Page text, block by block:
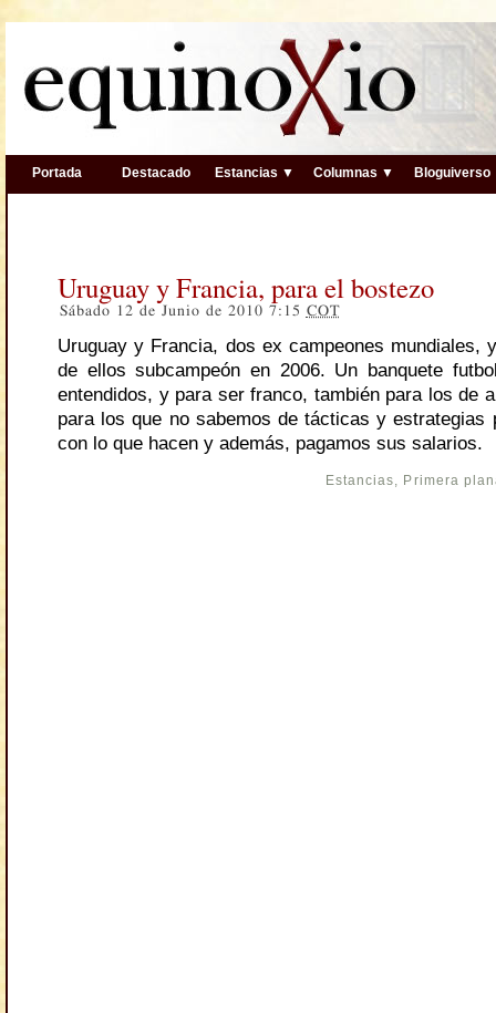
Portada Destacado Estancias ▼ Columnas ▼ Bloguiverso
Uruguay y Francia, para el bostezo
Sábado 12 de Junio de 2010 7:15 COT
Uruguay y Francia, dos ex campeones mundiales,
de ellos subcampeón en 2006. Un banquete
entendidos, y para ser franco, también para los de
para los que no sabemos de tácticas y estrategias
con lo que hacen y además, pagamos sus salarios.
Estancias, Primera